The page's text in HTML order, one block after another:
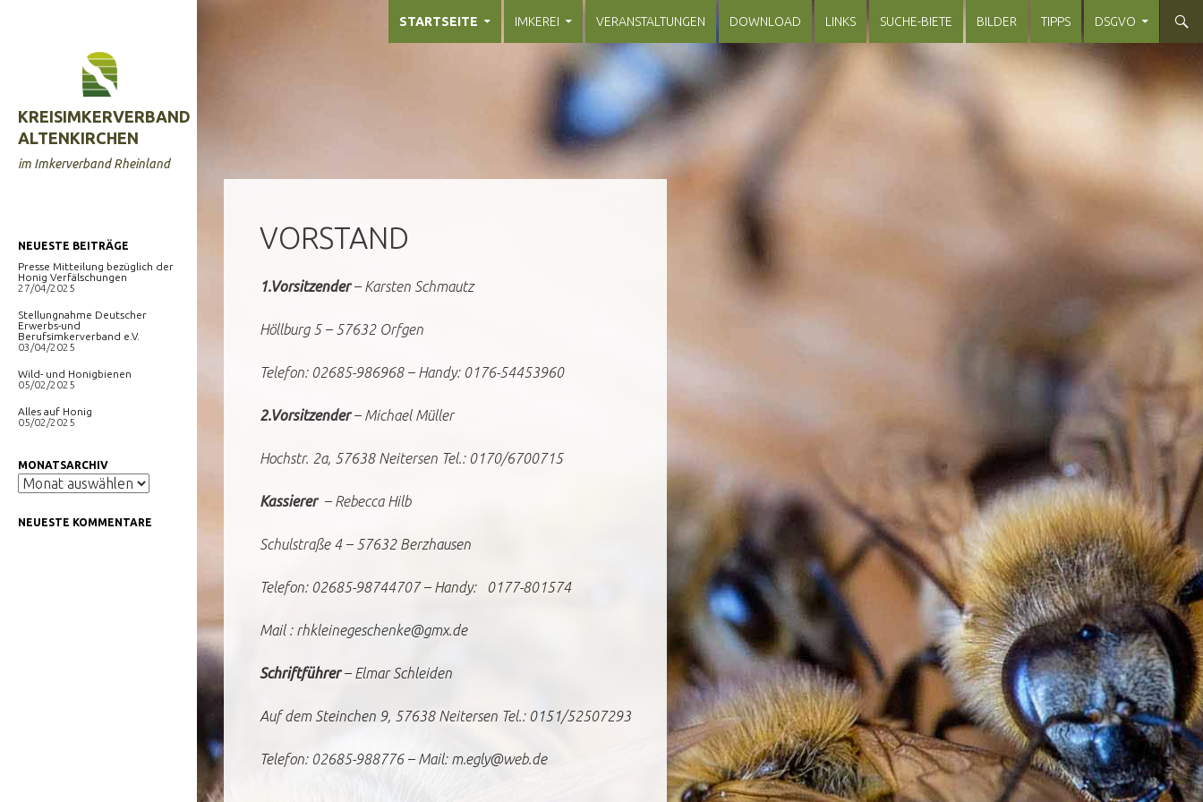
KREISIMKERVERBAND
ALTENKIRCHEN
im Imkerverband Rheinland
STARTSEITE
IMKEREI VERANSTALTUNGEN DOWNLOAD LINKS SUCHE-BIETE BILDER TIPPS DSGVO
VORSTAND
1.Vorsitzender– Karsten Schmautz
Höllburg 5 – 57632 Orfgen
Telefon: 02685-986968 – Handy: 0176-54453960
2.Vorsitzender– Michael Müller
Hochstr. 2a, 57638 Neitersen Tel.: 0170/6700715
Kassierer– Rebecca Hilb
Schulstraße 4 – 57632 Berzhausen
Telefon: 02685-98744707 – Handy: 0177-801574
Mail : rhkleinegeschenke@gmx.de
Schriftführer– Elmar Schleiden
Auf dem Steinchen 9, 57638 Neitersen Tel.: 0151/52507293
Telefon: 02685-988776 – Mail: m.egly@web.de
NEUESTE BEITRÄGE
Presse Mitteilung bezüglich der
Honig Verfälschungen
27/04/2025
Stellungnahme Deutscher
Erwerbs-und
Berufsimkerverband e.V.
03/04/2025
Wild- und Honigbienen
05/02/2025
Alles auf Honig
05/02/2025
MONATSARCHIV
Monatsarchiv
NEUESTE KOMMENTARE